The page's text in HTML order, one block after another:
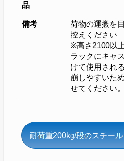
品
備考
荷物の運搬を
控えください
※高さ2100以
ラックにキャ
けて使用され
崩しやすいた
せてください。
耐荷重200kg/段のスチー